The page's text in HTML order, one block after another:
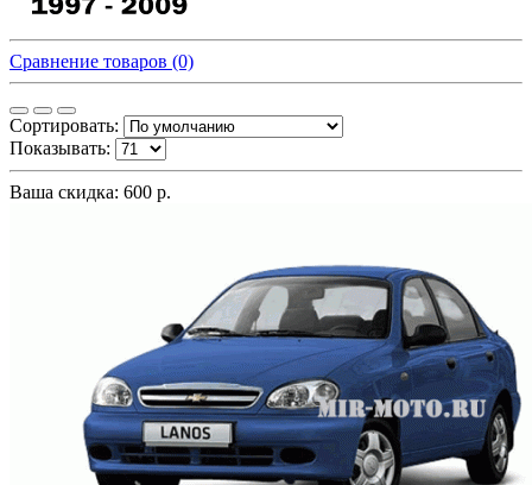
Сравнение товаров (0)
Сортировать:
Показывать:
Ваша скидка: 600 р.